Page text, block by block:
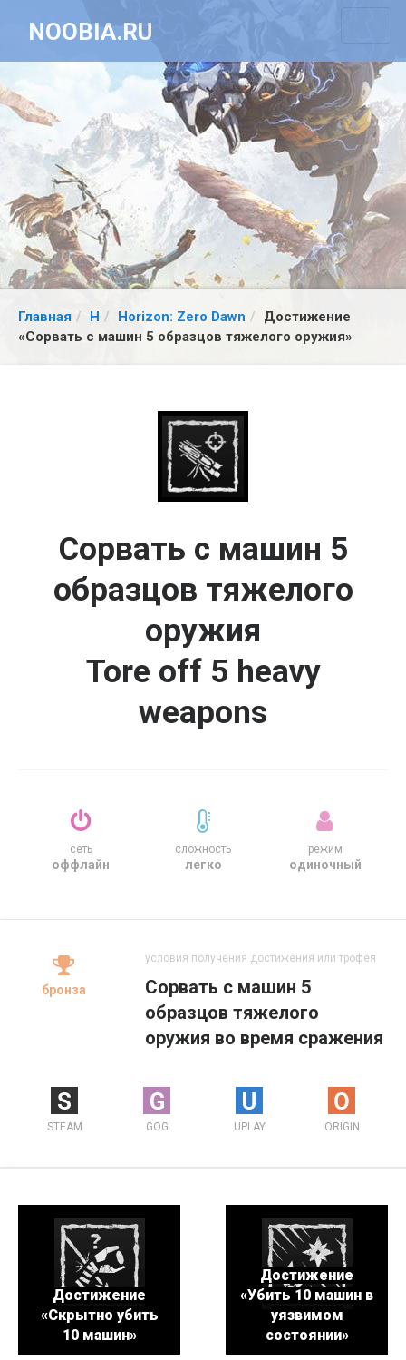
NOOBIA.RU
Главная H Horizon: Zero Dawn
Достижение
«Сорвать с машин 5 образцов тяжелого оружия»
Сорвать с машин 5
образцов тяжелого
оружия
Tore off 5 heavy
weapons
сеть
оффлайн
сложность
легко
режим
одиночный
бронза
условия получения достижения или трофея
Сорвать с машин 5
образцов тяжелого
оружия во время сражения
S
STEAM
G
GOG
U
UPLAY
O
ORIGIN
Достижение
«Скрытно убить
10 машин»
Достижение
«Убить 10 машин в
уязвимом
состоянии»